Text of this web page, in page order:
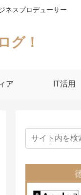
ネスプロデューサー
グ！
ア IT活用